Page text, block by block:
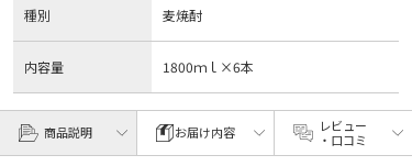
種別 麦焼酎
内容量 1800ｍｌ×6本
商品説明 お届け内容
レビュー
・口コミ